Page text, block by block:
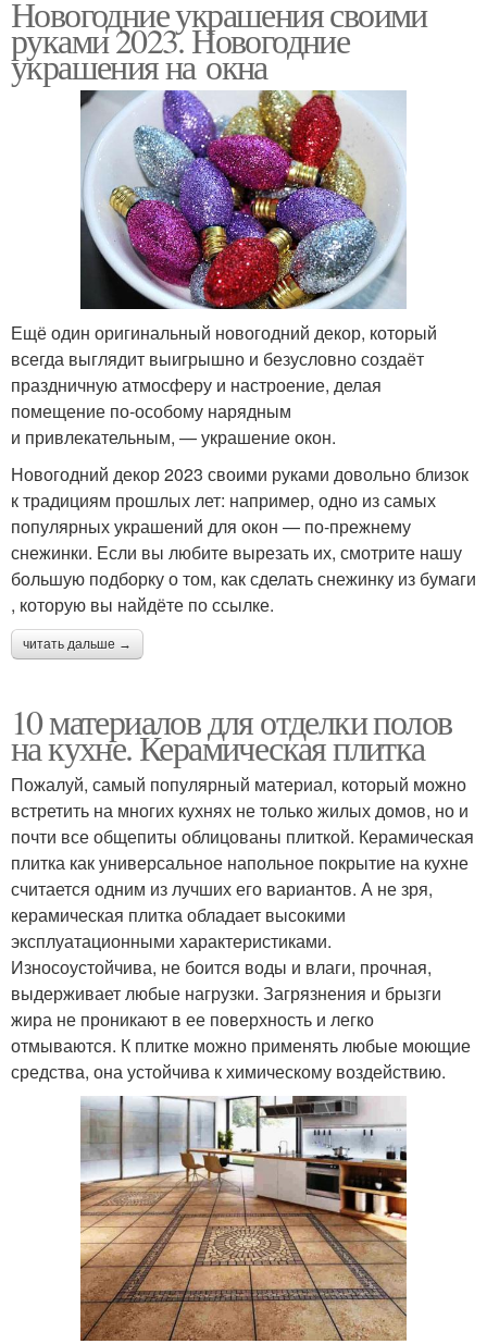
Новогодние украшения своими
руками 2023. Новогодние
украшения на окна
Ещё один оригинальный новогодний декор, который
всегда выглядит выигрышно и безусловно создаёт
праздничную атмосферу и настроение, делая
помещение по‑особому нарядным
и привлекательным, — украшение окон.
Новогодний декор 2023 своими руками довольно близок
к традициям прошлых лет: например, одно из самых
популярных украшений для окон — по‑прежнему
снежинки. Если вы любите вырезать их, смотрите нашу
большую подборку о том, как сделать снежинку из бумаги
, которую вы найдёте по ссылке.
читать дальше →
10 материалов для отделки полов
на кухне. Керамическая плитка
Пожалуй, самый популярный материал, который можно
встретить на многих кухнях не только жилых домов, но и
почти все общепиты облицованы плиткой. Керамическая
плитка как универсальное напольное покрытие на кухне
считается одним из лучших его вариантов. А не зря,
керамическая плитка обладает высокими
эксплуатационными характеристиками.
Износоустойчива, не боится воды и влаги, прочная,
выдерживает любые нагрузки. Загрязнения и брызги
жира не проникают в ее поверхность и легко
отмываются. К плитке можно применять любые моющие
средства, она устойчива к химическому воздействию.